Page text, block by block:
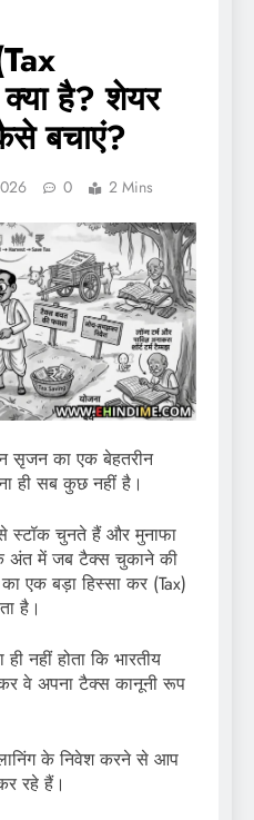
है? शेयर
बचाएं?
0 2 Mins
सृजन का एक बेहतरीन
ही सब कुछ नहीं है।
स्टॉक चुनते हैं और मुनाफा
के अंत में जब टैक्स चुकाने की
एक बड़ा हिस्सा कर (Tax)
है।
नहीं होता कि भारतीय
वे अपना टैक्स कानूनी रूप
के निवेश करने से आप
रहे हैं।